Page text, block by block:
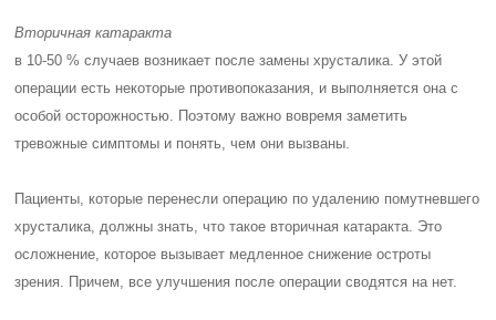
Вторичная катаракта
в 10-50 % случаев возникает после замены хрусталика. У этой
операции есть некоторые противопоказания, и выполняется она с
особой осторожностью. Поэтому важно вовремя заметить
тревожные симптомы и понять, чем они вызваны.
Пациенты, которые перенесли операцию по удалению помутневшего
хрусталика, должны знать, что такое вторичная катаракта. Это
осложнение, которое вызывает медленное снижение остроты
зрения. Причем, все улучшения после операции сводятся на нет.